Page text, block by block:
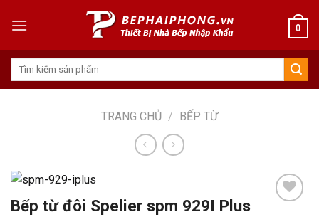
0
Tìm
TRANG CHỦ / BẾP TỪ
Bếp từ đôi Spelier spm 929I Plus